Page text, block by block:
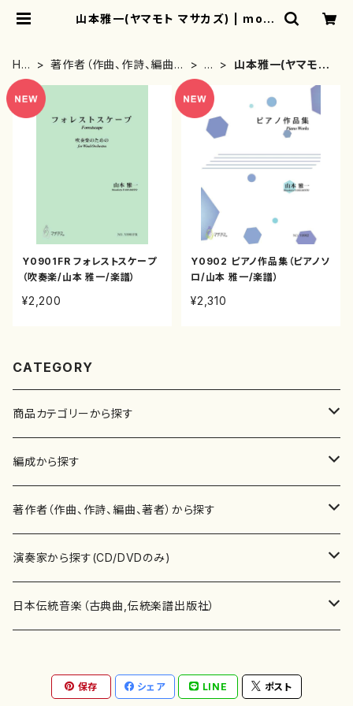
山本雅一(ヤマモト マサカズ) | moth
HO
ME
著作者（作曲、作詩、編曲、
や
行
山本雅一(ヤマモト
Y0901FR フォレストスケープ
（吹奏楽/山本 雅一/楽譜）
¥2,200
Y0902 ピアノ作品集（ピアノソ
ロ/山本 雅一/楽譜）
¥2,310
CATEGORY
商品カテゴリーから探す
楽譜
書籍
書籍
テキストブック
CD・DVD
チケット
邦楽ジャーナル
レコード
編成から探す
邦楽器
箏・琴（ソロ）
箏・琴（合奏）
三味線（合奏）
合唱
混声合唱
男声合唱
歌・声
ピアノ（ソロ）
洋楽器（弦楽器）
著作者（作曲、作詩、編曲、著者）から探す
あ行
青木省三(アオキ ショウゾウ)
秋山健治(アキヤマ ケンジ）
か行
蔭山滸山(カゲヤマ キョザン)
斉藤松声(サイトウ ショウセイ)
演奏家から探す(CD/DVDのみ)
邦楽（箏、三味線、尺八等）演奏家
石川高（笙）
應和惠子（声楽・ソプラノ）
洋楽-鍵盤楽器（ピアノ、オルガン等）演奏家
日本伝統音楽（古典曲,伝統楽譜出版社）
宮城道雄（宮城宗家監修）
地歌箏曲（三絃古典楽譜）
保存 シェア LINE ポスト